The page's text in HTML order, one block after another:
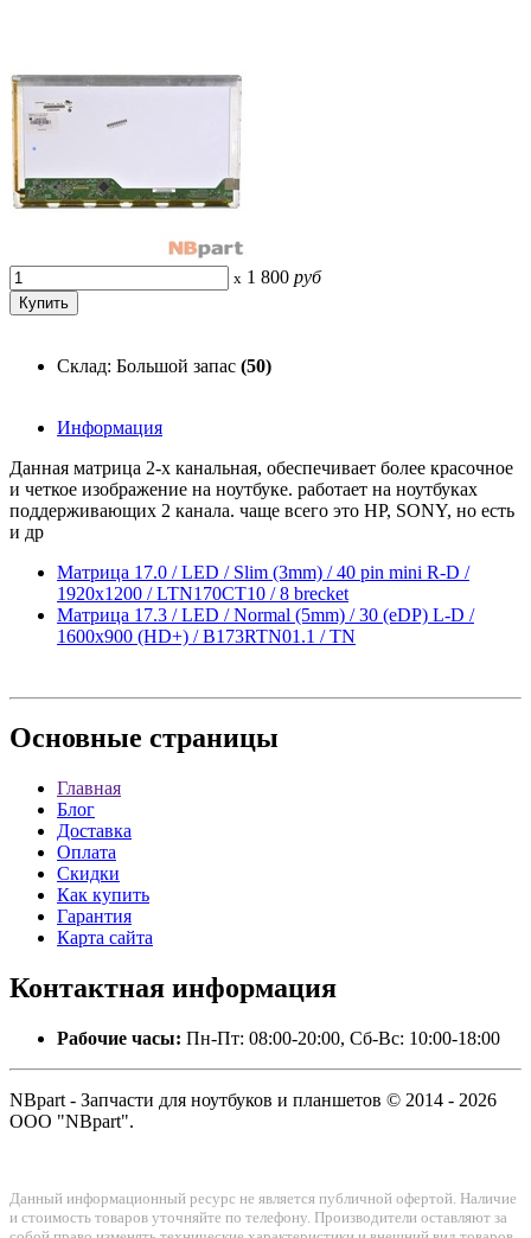
x 1 800 руб
Склад: Большой запас (50)
Информация
Данная матрица 2-х канальная, обеспечивает более красочное
и четкое изображение на ноутбуке. работает на ноутбуках
поддерживающих 2 канала. чаще всего это HP, SONY, но есть
и др
Матрица 17.0 / LED / Slim (3mm) / 40 pin mini R-D /
1920x1200 / LTN170CT10 / 8 brecket
Матрица 17.3 / LED / Normal (5mm) / 30 (eDP) L-D /
1600x900 (HD+) / B173RTN01.1 / TN
Основные страницы
Главная
Блог
Доставка
Оплата
Скидки
Как купить
Гарантия
Карта сайта
Контактная информация
Рабочие часы: Пн-Пт: 08:00-20:00, Сб-Вс: 10:00-18:00
NBpart - Запчасти для ноутбуков и планшетов © 2014 - 2026
ООО "NBpart".
Данный информационный ресурс не является публичной офертой. Наличие
и стоимость товаров уточняйте по телефону. Производители оставляют за